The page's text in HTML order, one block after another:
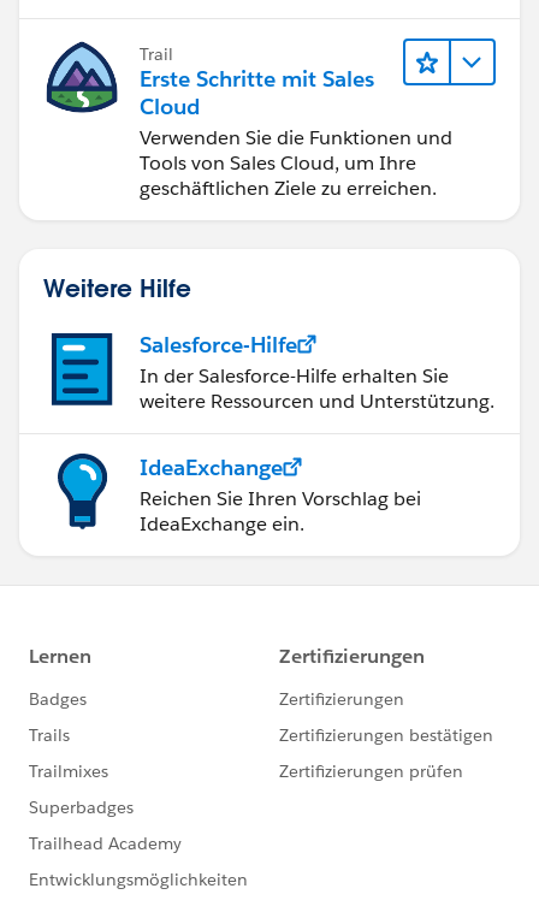
Trail
Erste Schritte mit Sales
Cloud
Verwenden Sie die Funktionen und
Tools von Sales Cloud, um Ihre
geschäftlichen Ziele zu erreichen.
Weitere Hilfe
Salesforce-Hilfe
In der Salesforce-Hilfe erhalten Sie
weitere Ressourcen und Unterstützung.
IdeaExchange
Reichen Sie Ihren Vorschlag bei
IdeaExchange ein.